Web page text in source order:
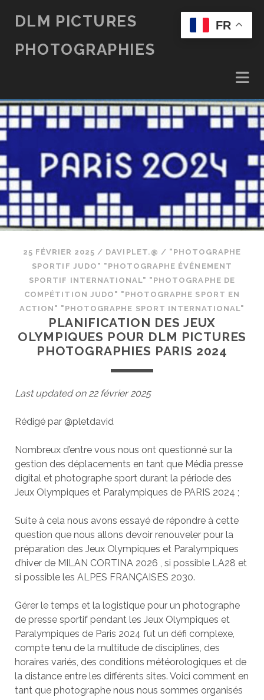
DLM PICTURES
PHOTOGRAPHIES
25 FÉVRIER 2025 / DAVIPLET.@ / "PHOTOGRAPHE
SPORTIF JUDO" "PHOTOGRAPHE ÉVÉNEMENT
SPORTIF INTERNATIONAL" "PHOTOGRAPHE DE
COMPÉTITION JUDO" "PHOTOGRAPHE SPORT EN
ACTION" "PHOTOGRAPHE SPORT INTERNATIONAL"
PLANIFICATION DES JEUX
OLYMPIQUES POUR DLM PICTURES
PHOTOGRAPHIES PARIS 2024
Last updated on 22 février 2025
Rédigé par @pletdavid
Nombreux d’entre vous nous ont questionné sur la
gestion des déplacements en tant que Média presse
digital et photographe sport durant la période des
Jeux Olympiques et Paralympiques de PARIS 2024 ;
Suite à cela nous avons essayé de répondre à cette
question que nous allons devoir renouveler pour la
préparation des Jeux Olympiques et Paralympiques
d’hiver de MILAN CORTINA 2026 , si possible LA28 et
si possible les ALPES FRANÇAISES 2030.
Gérer le temps et la logistique pour un photographe
de presse sportif pendant les Jeux Olympiques et
Paralympiques de Paris 2024 fut un défi complexe,
compte tenu de la multitude de disciplines, des
horaires variés, des conditions météorologiques et de
la distance entre les différents sites. Voici comment en
tant que photographe nous nous sommes organisés
FR